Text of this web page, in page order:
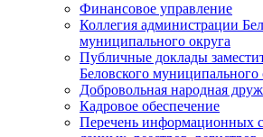
Финансовое управление
Коллегия администрации
муниципального округа
Публичные доклады
Беловского муниципального
Добровольная народная
Кадровое обеспечение
Перечень информационных